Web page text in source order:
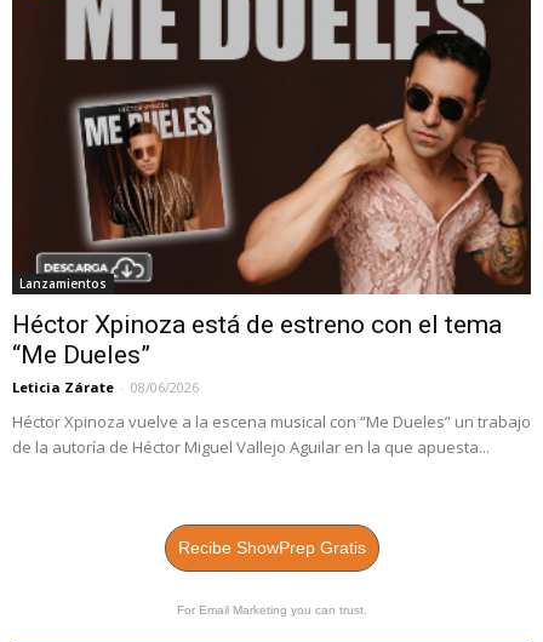
Lanzamientos
Héctor Xpinoza está de estreno con el tema
“Me Dueles”
Leticia Zárate - 08/06/2026
Héctor Xpinoza vuelve a la escena musical con “Me Dueles” un trabajo
de la autoría de Héctor Miguel Vallejo Aguilar en la que apuesta...
Recibe ShowPrep Gratis
For Email Marketing you can trust.